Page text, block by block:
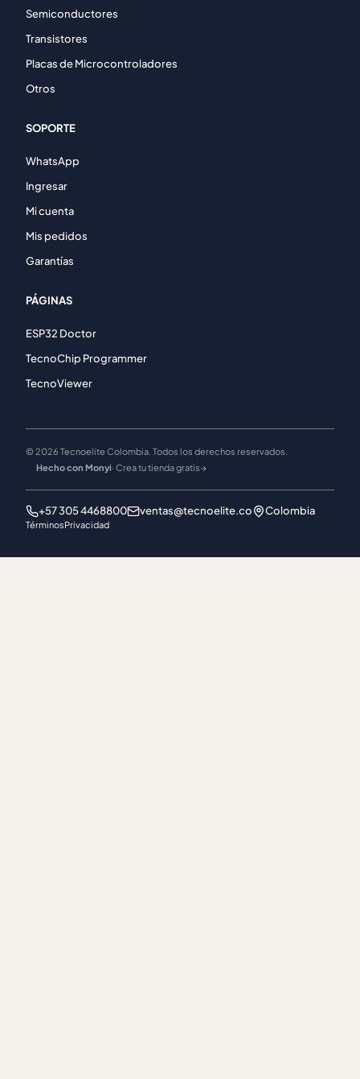
Semiconductores
Transistores
Placas de Microcontroladores
Otros
SOPORTE
WhatsApp
Ingresar
Mi cuenta
Mis pedidos
Garantías
PÁGINAS
ESP32 Doctor
TecnoChip Programmer
TecnoViewer
© 2026 Tecnoelite Colombia. Todos los derechos reservados.
Hecho con Monyi· Crea tu tienda gratis→
+57 305 4468800 ventas@tecnoelite.co Colombia
TérminosPrivacidad